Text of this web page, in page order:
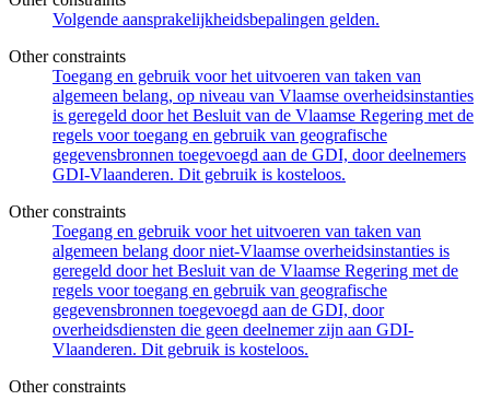
Volgende aansprakelijkheidsbepalingen gelden.
Other constraints
Toegang en gebruik voor het uitvoeren van taken van
algemeen belang, op niveau van Vlaamse overheidsinstanties
is geregeld door het Besluit van de Vlaamse Regering met de
regels voor toegang en gebruik van geografische
gegevensbronnen toegevoegd aan de GDI, door deelnemers
GDI-Vlaanderen. Dit gebruik is kosteloos.
Other constraints
Toegang en gebruik voor het uitvoeren van taken van
algemeen belang door niet-Vlaamse overheidsinstanties is
geregeld door het Besluit van de Vlaamse Regering met de
regels voor toegang en gebruik van geografische
gegevensbronnen toegevoegd aan de GDI, door
overheidsdiensten die geen deelnemer zijn aan GDI-
Vlaanderen. Dit gebruik is kosteloos.
Other constraints